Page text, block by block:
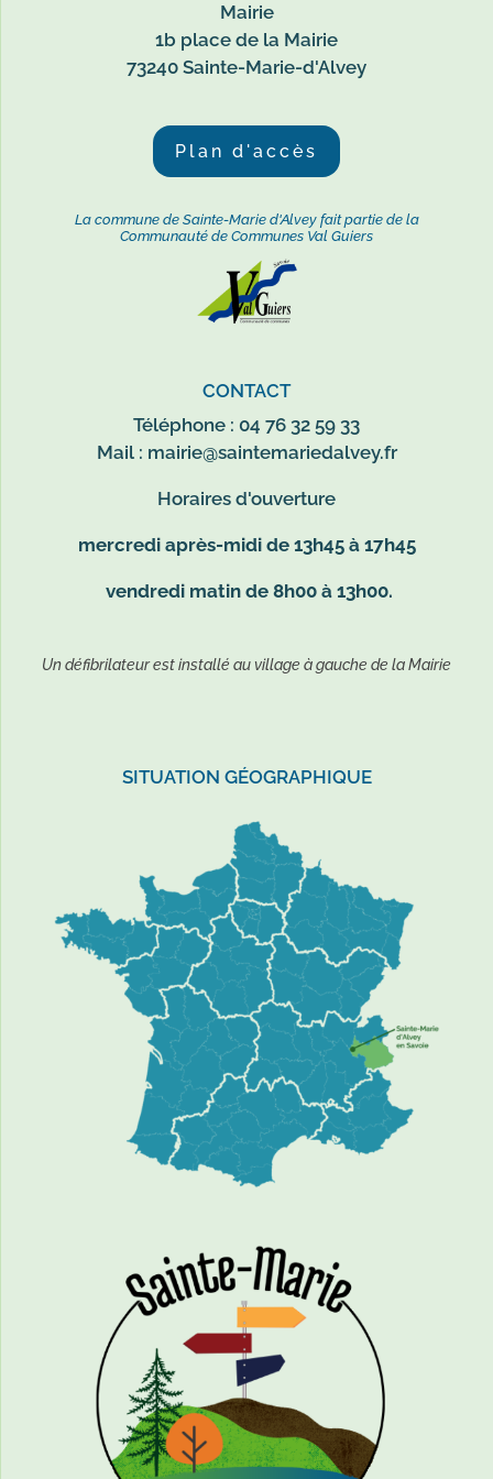
Mairie
1b place de la Mairie
73240 Sainte-Marie-d'Alvey
Plan d'accès
La commune de Sainte-Marie d'Alvey fait partie de la
Communauté de Communes Val Guiers
CONTACT
Téléphone : 04 76 32 59 33
Mail : mairie@saintemariedalvey.fr
Horaires d'ouverture
mercredi après-midi de 13h45 à 17h45
vendredi matin de 8h00 à 13h00.
Un défibrilateur est installé au village à gauche de la Mairie
SITUATION GÉOGRAPHIQUE